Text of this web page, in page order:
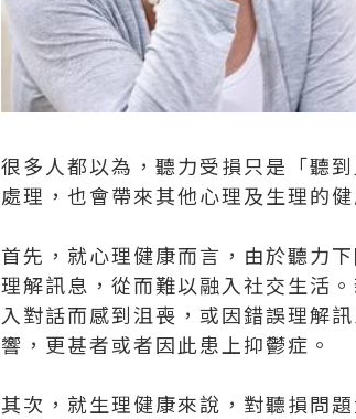
很多人都以為，聽力受損只是「聽
處理，也會帶來其他心理及生理的健
首先，就心理健康而言，由於聽力
理解訊息，從而難以融入社交生活
入對話而感到沮喪，或因錯誤理解
響，更甚者或者因此患上抑鬱症。
其次，就生理健康來說，對聽損問